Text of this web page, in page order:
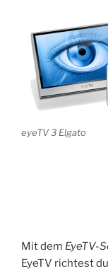
eyeTV 3 Elgato
Mit dem EyeTV-
EyeTV richtest